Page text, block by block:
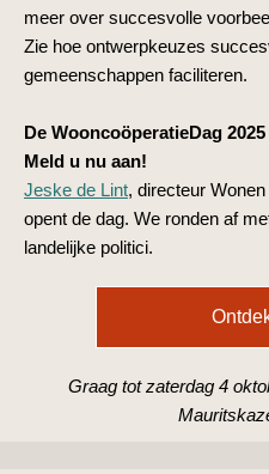
meer over succesvolle
Zie hoe ontwerpkeuzes
gemeenschappen faciliteren.
De WooncoöperatieDag
Meld u nu aan!
Jeske de Lint, directeur
opent de dag. We ronden af
landelijke politici.
Graag tot zaterdag 4